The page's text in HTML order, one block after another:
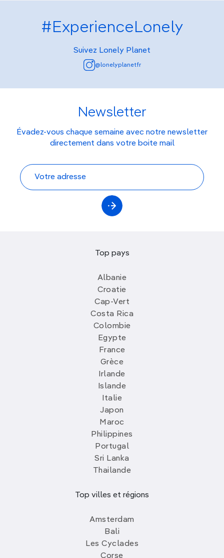
#ExperienceLonely
Suivez Lonely Planet
@lonelyplanetfr
Newsletter
Évadez-vous chaque semaine avec notre newsletter
directement dans votre boite mail
Top pays
Albanie
Croatie
Cap-Vert
Costa Rica
Colombie
Egypte
France
Grèce
Irlande
Islande
Italie
Japon
Maroc
Philippines
Portugal
Sri Lanka
Thailande
Top villes et régions
Amsterdam
Bali
Les Cyclades
Corse